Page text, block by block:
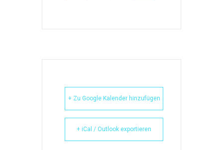
+ Zu Google Kalender hinzufügen
+ iCal / Outlook exportieren